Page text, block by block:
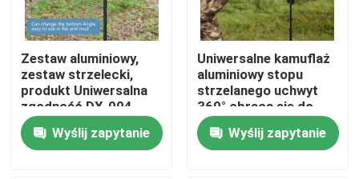
Dom
Zestaw aluminiowy,
zestaw strzelecki,
produkt Uniwersalna
zgodność DX-004-
02GEN6
Wyślij zapytanie
Uniwersalne kamuflaż
aluminiowy stopu
strzelanego uchwyt
360° obraca się do
precyzyjnego
celowania w polowaniu
Wyślij zapytanie